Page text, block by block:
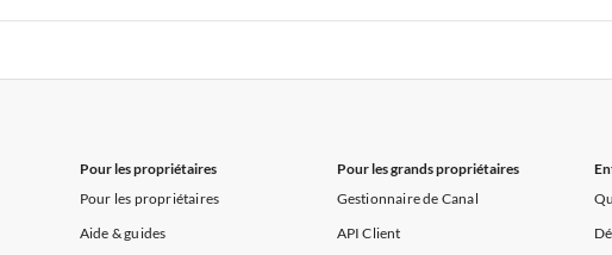
Appartements de Vacances à Sud de la France Appartements de Vacances
Pour les propriétaires
Pour les propriétaires
Aide & guides
Pour les grands propriétaires
Gestionnaire de Canal
API Client